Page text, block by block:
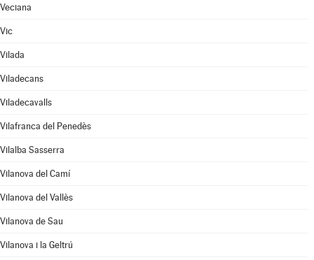
Veciana
Vic
Vilada
Viladecans
Viladecavalls
Vilafranca del Penedès
Vilalba Sasserra
Vilanova del Camí
Vilanova del Vallès
Vilanova de Sau
Vilanova i la Geltrú